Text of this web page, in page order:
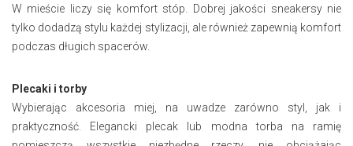
W mieście liczy się komfort stóp. Dobrej jakości sneakersy nie
tylko dodadzą stylu każdej stylizacji, ale również zapewnią komfort
podczas długich spacerów.
Plecaki i torby
Wybierając akcesoria miej, na uwadze zarówno styl, jak i
praktyczność. Elegancki plecak lub modna torba na ramię